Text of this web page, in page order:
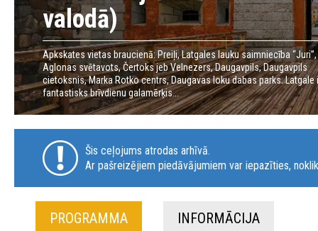
valodā)
Apkskates vietas braucienā: Preiļi, Latgales lauku saimniecība “Juri”,
Aglonas svētavots, Čertoks jeb Velnezers, Daugavpils, Daugavpils
cietoksnis, Marka Rotko centrs, Daugavas loku dabas parks. Latgale
fantastisks brīvdienu galamērķis...
Šis ceļojums atrodas arhīvā.
Ar pašreizējiem piedāvājumiem var iepazīties,
PROGRAMMA INFORMĀCIJA